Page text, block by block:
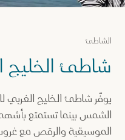
الشاطئ
شاطئ الخليج
يوفّر شاطئ الخليج الغربي
الشمس بينما تستمتع
الموسيقية والرقص مع